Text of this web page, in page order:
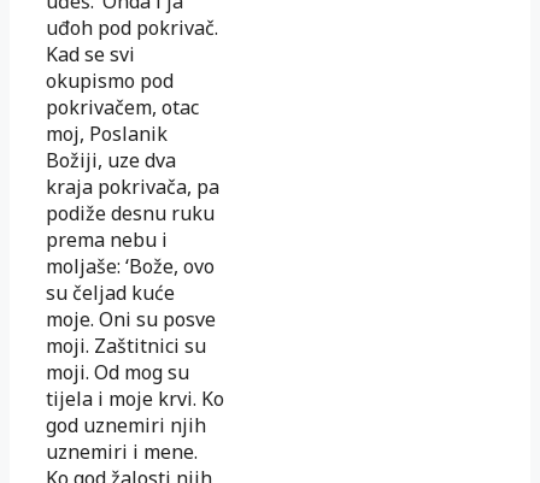
uđoh pod pokrivač.
Kad se svi
okupismo pod
pokrivačem, otac
moj, Poslanik
Božiji, uze dva
kraja pokrivača, pa
podiže desnu ruku
prema nebu i
moljaše: ‘Bože, ovo
su čeljad kuće
moje. Oni su posve
moji. Zaštitnici su
moji. Od mog su
tijela i moje krvi. Ko
god uznemiri njih
uznemiri i mene.